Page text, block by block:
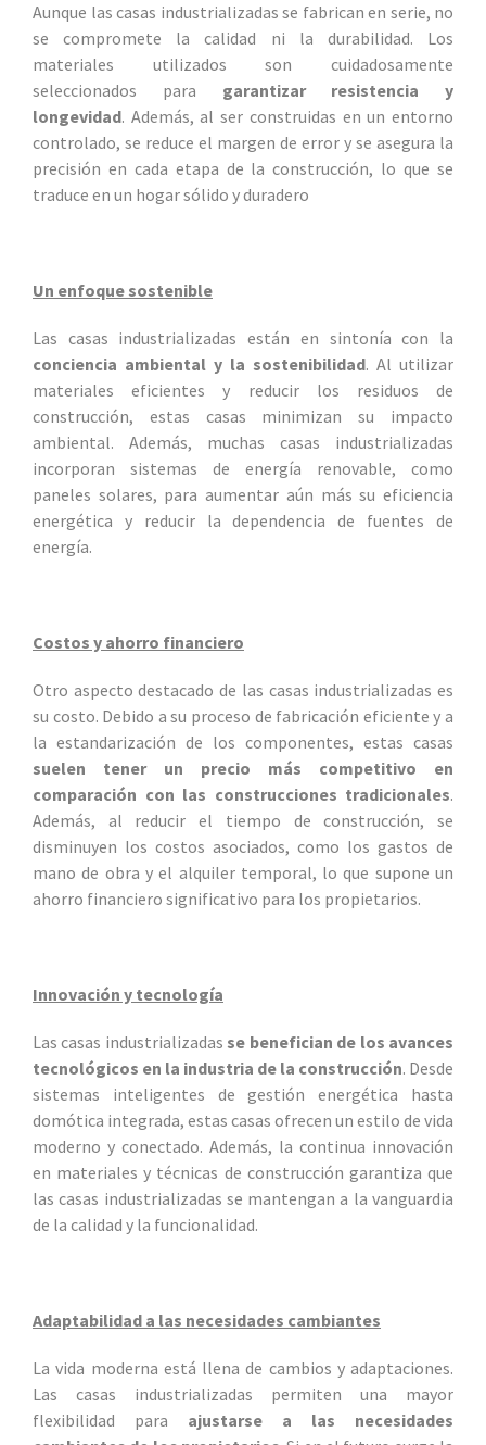
Aunque las casas industrializadas se fabrican en serie, no
se compromete la calidad ni la durabilidad. Los
materiales utilizados son cuidadosamente
seleccionados para garantizar resistencia y
longevidad. Además, al ser construidas en un entorno
controlado, se reduce el margen de error y se asegura la
precisión en cada etapa de la construcción, lo que se
traduce en un hogar sólido y duradero
Un enfoque sostenible
Las casas industrializadas están en sintonía con la
conciencia ambiental y la sostenibilidad. Al utilizar
materiales eficientes y reducir los residuos de
construcción, estas casas minimizan su impacto
ambiental. Además, muchas casas industrializadas
incorporan sistemas de energía renovable, como
paneles solares, para aumentar aún más su eficiencia
energética y reducir la dependencia de fuentes de
energía.
Costos y ahorro financiero
Otro aspecto destacado de las casas industrializadas es
su costo. Debido a su proceso de fabricación eficiente y a
la estandarización de los componentes, estas casas
suelen tener un precio más competitivo en
comparación con las construcciones tradicionales.
Además, al reducir el tiempo de construcción, se
disminuyen los costos asociados, como los gastos de
mano de obra y el alquiler temporal, lo que supone un
ahorro financiero significativo para los propietarios.
Innovación y tecnología
Las casas industrializadas se benefician de los avances
tecnológicos en la industria de la construcción. Desde
sistemas inteligentes de gestión energética hasta
domótica integrada, estas casas ofrecen un estilo de vida
moderno y conectado. Además, la continua innovación
en materiales y técnicas de construcción garantiza que
las casas industrializadas se mantengan a la vanguardia
de la calidad y la funcionalidad.
Adaptabilidad a las necesidades cambiantes
La vida moderna está llena de cambios y adaptaciones.
Las casas industrializadas permiten una mayor
flexibilidad para ajustarse a las necesidades